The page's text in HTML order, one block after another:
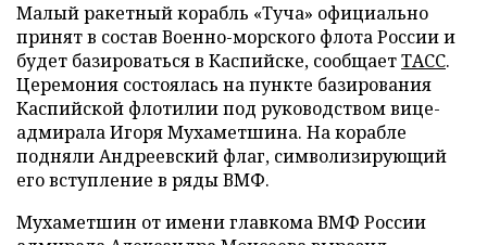
Малый ракетный корабль «Туча» официально
принят в состав Военно-морского флота России и
будет базироваться в Каспийске, сообщаетТАСС.
Церемония состоялась на пункте базирования
Каспийской флотилии под руководством вице-
адмирала Игоря Мухаметшина. На корабле
подняли Андреевский флаг, символизирующий
его вступление в ряды ВМФ.
Мухаметшин от имени главкома ВМФ России